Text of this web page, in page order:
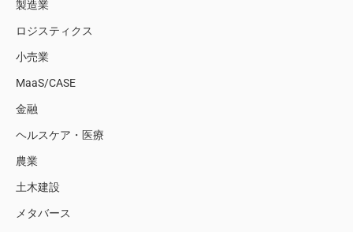
製造業
ロジスティクス
小売業
MaaS/CASE
金融
ヘルスケア・医療
農業
土木建設
メタバース